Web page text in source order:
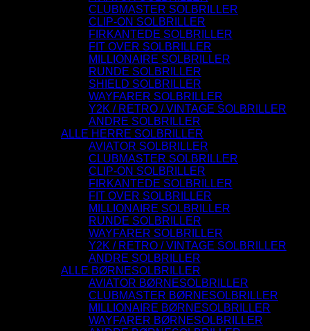
CLUBMASTER SOLBRILLER
CLIP-ON SOLBRILLER
FIRKANTEDE SOLBRILLER
FIT OVER SOLBRILLER
MILLIONAIRE SOLBRILLER
RUNDE SOLBRILLER
SHIELD SOLBRILLER
WAYFARER SOLBRILLER
Y2K / RETRO / VINTAGE SOLBRILLER
ANDRE SOLBRILLER
ALLE HERRE SOLBRILLER
AVIATOR SOLBRILLER
CLUBMASTER SOLBRILLER
CLIP-ON SOLBRILLER
FIRKANTEDE SOLBRILLER
FIT OVER SOLBRILLER
MILLIONAIRE SOLBRILLER
RUNDE SOLBRILLER
WAYFARER SOLBRILLER
Y2K / RETRO / VINTAGE SOLBRILLER
ANDRE SOLBRILLER
ALLE BØRNESOLBRILLER
AVIATOR BØRNESOLBRILLER
CLUBMASTER BØRNESOLBRILLER
MILLIONAIRE BØRNESOLBRILLER
WAYFARER BØRNESOLBRILLER